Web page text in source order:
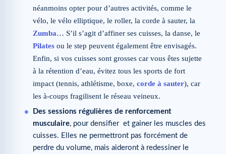
néanmoins opter pour d’autres activités, comme le
vélo, le vélo elliptique, le roller, la corde à sauter, la
Zumba… S’il s’agit d’affiner ses cuisses, la danse, le
Pilates ou le step peuvent également être envisagés.
Enfin, si vos cuisses sont grosses car vous êtes sujette
à la rétention d’eau, évitez tous les sports de fort
impact (tennis, athlétisme, boxe, corde à sauter), car
les à-coups fragilisent le réseau veineux.
Des sessions régulières de renforcement
musculaire, pour densifier et gainer les muscles des
cuisses. Elles ne permettront pas forcément de
perdre du volume, mais aideront à redessiner le